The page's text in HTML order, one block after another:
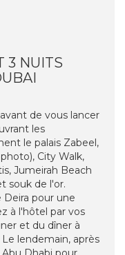
3 NUITS
de vous lancer
les
le palais Zabeel,
City Walk,
Jumeirah Beach
souk de l'or.
Deira pour une
à l'hôtel par vos
et du dîner à
lendemain, après